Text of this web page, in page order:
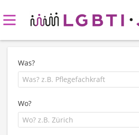
Was?
Wo?